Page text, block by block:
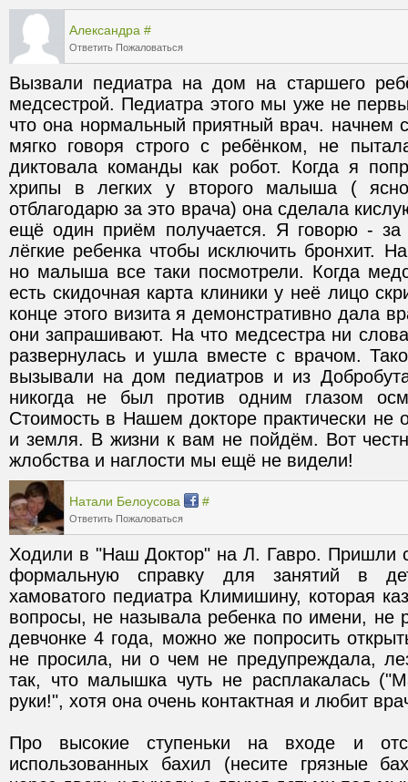
Александра #
Ответить Пожаловаться
Вызвали педиатра на дом на старшего
медсестрой. Педиатра этого мы уже не
что она нормальный приятный врач. начнем
мягко говоря строго с ребёнком, не
диктовала команды как робот. Когда я
хрипы в легких у второго малыша (
отблагодарю за это врача) она сделала
ещё один приём получается. Я говорю - за
лёгкие ребенка чтобы исключить бронхит.
но малыша все таки посмотрели. Когда
есть скидочная карта клиники у неё лицо
конце этого визита я демонстративно дала
они запрашивают. На что медсестра ни
развернулась и ушла вместе с врачом.
вызывали на дом педиатров и из
никогда не был против одним глазом
Стоимость в Нашем докторе практически не
и земля. В жизни к вам не пойдём. Вот
жлобства и наглости мы ещё не видели!
Натали Белоусова #
Ответить Пожаловаться
Ходили в "Наш Доктор" на Л. Гавро. Пришли
формальную справку для занятий в
хамоватого педиатра Климишину, которая
вопросы, не называла ребенка по имени, не
девчонке 4 года, можно же попросить
не просила, ни о чем не предупреждала,
так, что малышка чуть не расплакалась
Про высокие ступеньки на входе и
использованных бахил (несите грязные